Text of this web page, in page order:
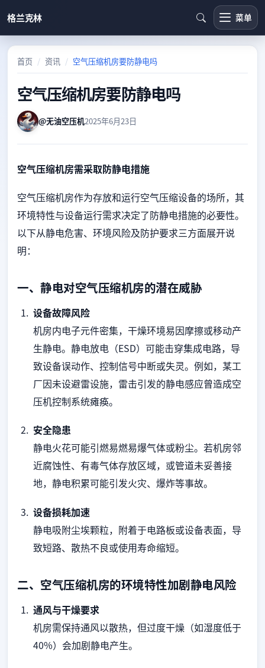
格兰克林 菜单
首页 资讯 空气压缩机房要防静电吗
空气压缩机房要防静电吗
@无油空压机2025年6月23日
空气压缩机房需采取防静电措施
空气压缩机房作为存放和运行空气压缩设备的场所，其
环境特性与设备运行需求决定了防静电措施的必要性。
以下从静电危害、环境风险及防护要求三方面展开说
明：
一、静电对空气压缩机房的潜在威胁
设备故障风险
机房内电子元件密集，干燥环境易因摩擦或移动产
生静电。静电放电（ESD）可能击穿集成电路，导
致设备误动作、控制信号中断或失灵。例如，某工
厂因未设避雷设施，雷击引发的静电感应曾造成空
压机控制系统瘫痪。
安全隐患
静电火花可能引燃易燃易爆气体或粉尘。若机房邻
近腐蚀性、有毒气体存放区域，或管道未妥善接
地，静电积累可能引发火灾、爆炸等事故。
设备损耗加速
静电吸附尘埃颗粒，附着于电路板或设备表面，导
致短路、散热不良或使用寿命缩短。
二、空气压缩机房的环境特性加剧静电风险
通风与干燥要求
机房需保持通风以散热，但过度干燥（如湿度低于
40%）会加剧静电产生。